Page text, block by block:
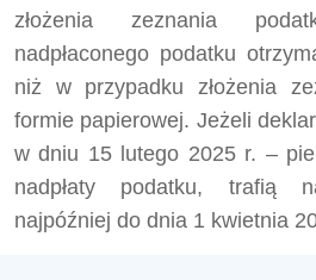
złożenia zeznania
nadpłaconego podatku
niż w przypadku złożenia
formie papierowej. Jeżeli
w dniu 15 lutego 2025 r. –
nadpłaty podatku, trafią
najpóźniej do dnia 1 kwietnia